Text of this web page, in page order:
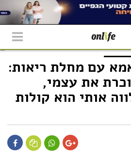
עם מחלת ריאות:
את עצמי,
אותי הוא קולות